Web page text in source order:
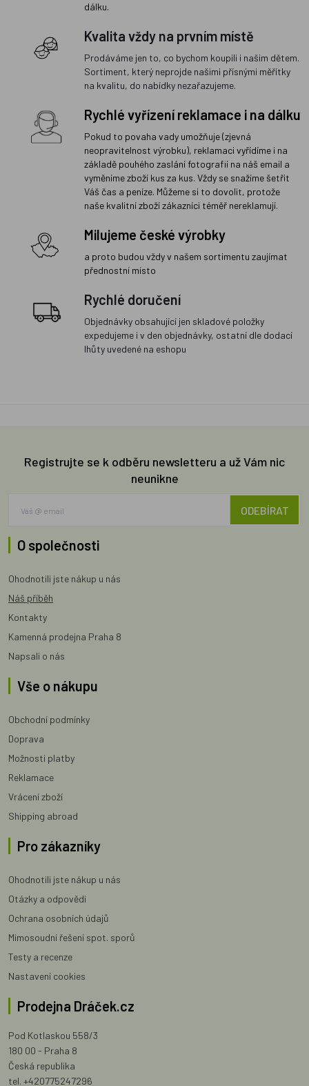
dálku.
Kvalita vždy na prvním místě
Prodáváme jen to, co bychom koupili i našim dětem.
Sortiment, který neprojde našimi přísnými měřítky
na kvalitu, do nabídky nezařazujeme.
Rychlé vyřízení reklamace i na dálku
Pokud to povaha vady umožňuje (zjevná
neopravitelnost výrobku), reklamaci vyřídíme i na
základě pouhého zaslání fotografií na náš email a
vyměníme zboží kus za kus. Vždy se snažíme šetřit
Váš čas a peníze. Můžeme si to dovolit, protože
naše kvalitní zboží zákazníci téměř nereklamují.
Milujeme české výrobky
a proto budou vždy v našem sortimentu zaujímat
přednostní místo
Rychlé doručení
Objednávky obsahující jen skladové položky
expedujeme i v den objednávky, ostatní dle dodací
lhůty uvedené na eshopu
Registrujte se k odběru newsletteru a už Vám nic
neunikne
ODEBÍRAT
O společnosti
Ohodnotili jste nákup u nás
Náš příběh
Kontakty
Kamenná prodejna Praha 8
Napsali o nás
Vše o nákupu
Obchodní podmínky
Doprava
Možnosti platby
Reklamace
Vrácení zboží
Shipping abroad
Pro zákazníky
Ohodnotili jste nákup u nás
Otázky a odpovědi
Ochrana osobních údajů
Mimosoudní řešení spot. sporů
Testy a recenze
Nastavení cookies
Prodejna Dráček.cz
Pod Kotlaskou 558/3
180 00 - Praha 8
Česká republika
tel. +420775247296